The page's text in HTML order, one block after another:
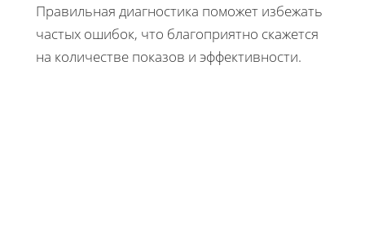
Правильная диагностика поможет избежать
частых ошибок, что благоприятно скажется
на количестве показов и эффективности.